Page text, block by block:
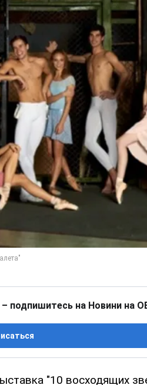
подпишитесь на Новини на
"10 восходящих